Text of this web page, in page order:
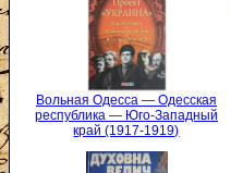
Вольная Одесса — Одесская
республика — Юго-Западный
край (1917-1919)